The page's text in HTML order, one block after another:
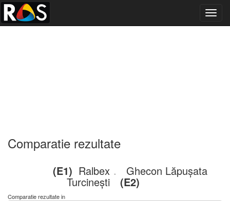
Comparatie rezultate
(E1) Ralbex
Turcinești
- Ghecon Lăpușata
(E2)
Comparatie rezultate in